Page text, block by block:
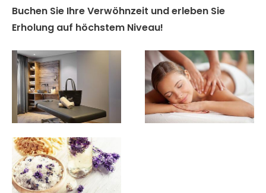
Buchen Sie Ihre Verwöhnzeit und erleben Sie
Erholung auf höchstem Niveau!